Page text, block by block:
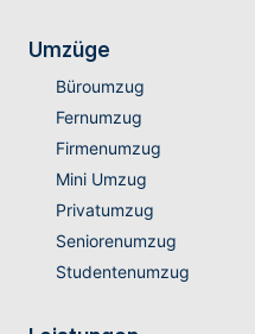
Umzüge
Büroumzug
Fernumzug
Firmenumzug
Mini Umzug
Privatumzug
Seniorenumzug
Studentenumzug